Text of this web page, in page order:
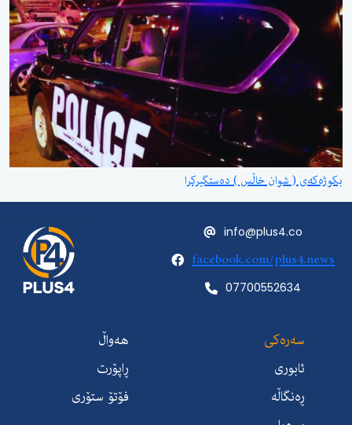
بکوژەکەی ( شوان خاڵس ) دەستگیرکرا
info@plus4.co
facebook.com/plus4.news
07700552634
سەرەکی
هەواڵ
ئابوری
ڕاپۆرت
ڕەنگاڵە
فۆتۆ ستۆری